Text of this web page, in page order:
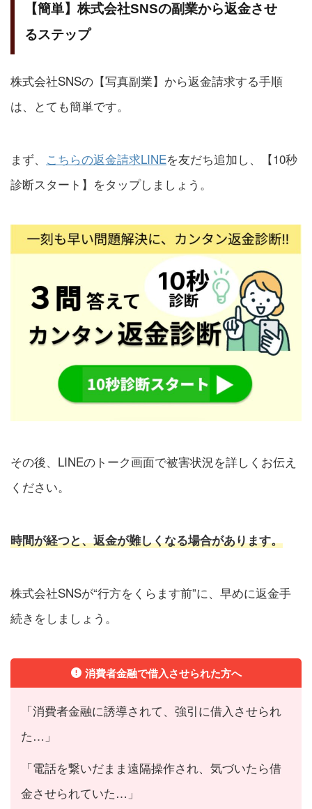
【簡単】株式会社SNSの副業から返金させ
るステップ
株式会社SNSの【写真副業】から返金請求する手順
は、とても簡単です。
まず、 こちらの返金請求LINEを友だち追加し、【10秒
診断スタート】をタップしましょう。
その後、LINEのトーク画面で被害状況を詳しくお伝え
ください。
時間が経つと、返金が難しくなる場合があります。
株式会社SNSが“行方をくらます前”に、早めに返金手
続きをしましょう。
消費者金融で借入させられた方へ
「消費者金融に誘導されて、強引に借入させられ
た…」
「電話を繋いだまま遠隔操作され、気づいたら借
金させられていた…」